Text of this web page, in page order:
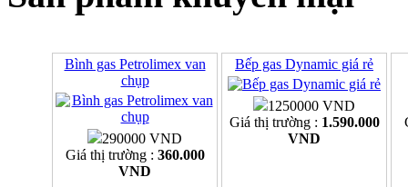
Bình gas Petrolimex van
chụp
290000 VND
Giá thị trường : 360.000
VND
Bếp gas Dynamic giá rẻ
1250000 VND
Giá thị trường : 1.590.000
VND